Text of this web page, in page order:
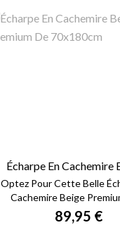
Écharpe En Cachemire
Optez Pour Cette Belle
Cachemire Beige
89,95 €